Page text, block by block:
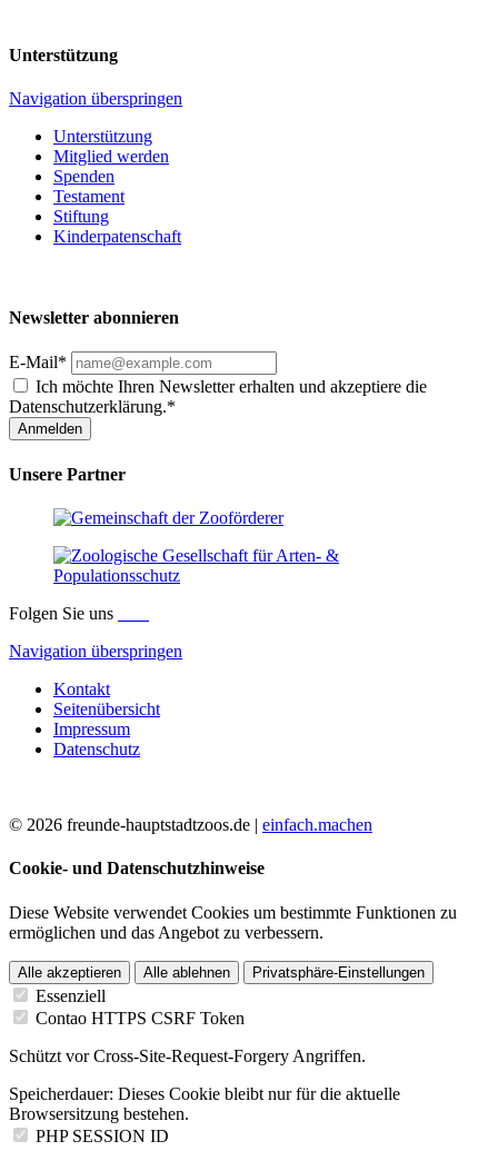
Unterstützung
Navigation überspringen
Unterstützung
Mitglied werden
Spenden
Testament
Stiftung
Kinderpatenschaft
Newsletter abonnieren
E-Mail*
Ich möchte Ihren Newsletter erhalten und akzeptiere die
Datenschutzerklärung.*
Anmelden
Unsere Partner
Folgen Sie uns
Navigation überspringen
Kontakt
Seitenübersicht
Impressum
Datenschutz
© 2026 freunde-hauptstadtzoos.de | einfach.machen
Cookie- und Datenschutzhinweise
Diese Website verwendet Cookies um bestimmte Funktionen zu
ermöglichen und das Angebot zu verbessern.
Alle akzeptieren Alle ablehnen Privatsphäre-Einstellungen
Essenziell
Contao HTTPS CSRF Token
Schützt vor Cross-Site-Request-Forgery Angriffen.
Speicherdauer: Dieses Cookie bleibt nur für die aktuelle
Browsersitzung bestehen.
PHP SESSION ID